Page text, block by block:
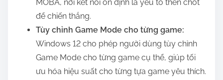
MOBA, nơi kết nối ổn định là yếu tố then chốt
để chiến thắng.
Tùy chỉnh Game Mode cho từng game:
Windows 12 cho phép người dùng tùy chỉnh
Game Mode cho từng game cụ thể, giúp tối
ưu hóa hiệu suất cho từng tựa game yêu thích.